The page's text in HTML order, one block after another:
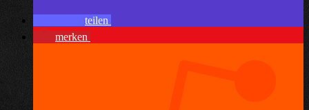
teilen
merken